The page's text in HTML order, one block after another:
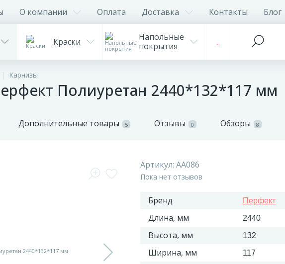
О компании Оплата Доставка Контакты Блог
Краски
Напольные
покрытия
...
Карнизы
Полиуретан 2440*132*117 мм
Дополнительные товары 5 Отзывы 0 Обзоры 8
Артикул: AA086
Пока нет отзывов
Бренд Перфект
Длина, мм 2440
Высота, мм 132
Ширина, мм 117